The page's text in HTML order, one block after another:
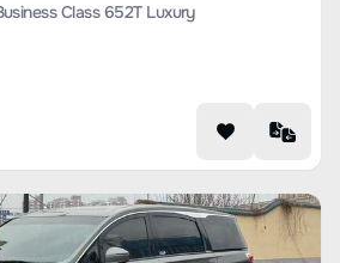
Class 652T Luxury